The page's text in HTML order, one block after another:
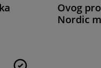
Ovog
Nordic